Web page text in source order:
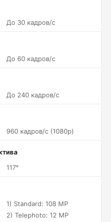
До 30 кадров/c
До 60 кадров/c
До 240 кадров/c
960 кадров/c (1080p)
117°
1) Standard: 108 MP
2) Telephoto: 12 MP